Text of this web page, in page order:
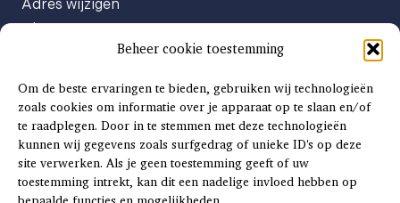
Beheer cookie toestemming
Om de beste ervaringen te bieden, gebruiken wij technologieën
zoals cookies om informatie over je apparaat op te slaan en/of
te raadplegen. Door in te stemmen met deze technologieën
kunnen wij gegevens zoals surfgedrag of unieke ID's op deze
site verwerken. Als je geen toestemming geeft of uw
toestemming intrekt, kan dit een nadelige invloed hebben op
Adres wijzigen
Abonnement opzeggen
Afgeven automatische incasso
Factuur betalen
Klachtenformulier
Overige vragen